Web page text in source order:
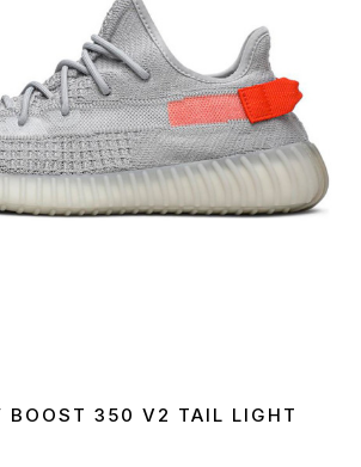
43 4445
BOOST 350 V2 TAIL LIGHT